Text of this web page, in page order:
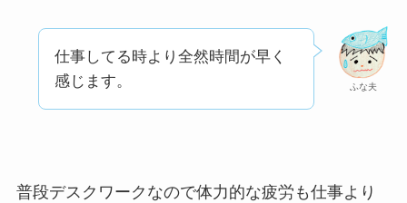
ふな夫
仕事してる時より全然時間が早く
感じます。
普段デスクワークなので体力的な疲労も仕事より